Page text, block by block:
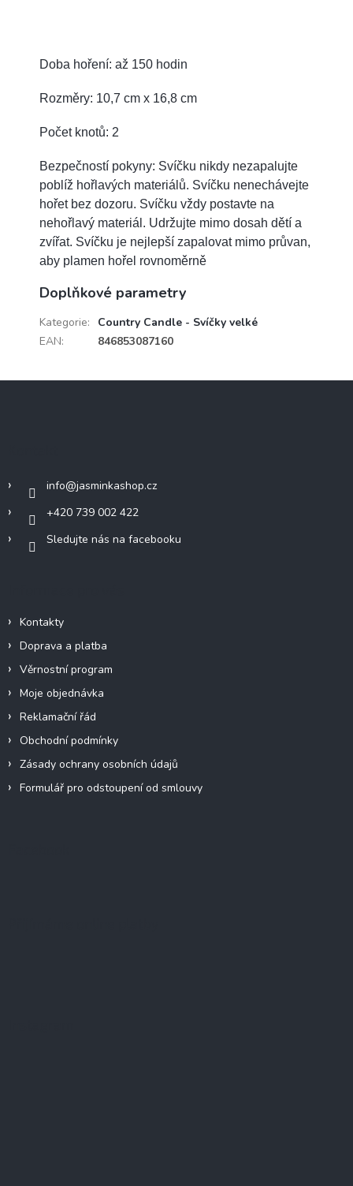
Doba hoření: až 150 hodin
Rozměry: 10,7 cm x 16,8 cm
Počet knotů: 2
Bezpečností pokyny: Svíčku nikdy nezapalujte
poblíž hořlavých materiálů. Svíčku nenechávejte
hořet bez dozoru. Svíčku vždy postavte na
nehořlavý materiál. Udržujte mimo dosah dětí a
zvířat. Svíčku je nejlepší zapalovat mimo průvan,
aby plamen hořel rovnoměrně
Doplňkové parametry
Kategorie:
Country Candle - Svíčky velké
EAN: 846853087160
info@jasminkashop.cz
+420 739 002 422
Sledujte nás na facebooku
Kontakty
Doprava a platba
Věrnostní program
Moje objednávka
Reklamační řád
Obchodní podmínky
Zásady ochrany osobních údajů
Formulář pro odstoupení od smlouvy